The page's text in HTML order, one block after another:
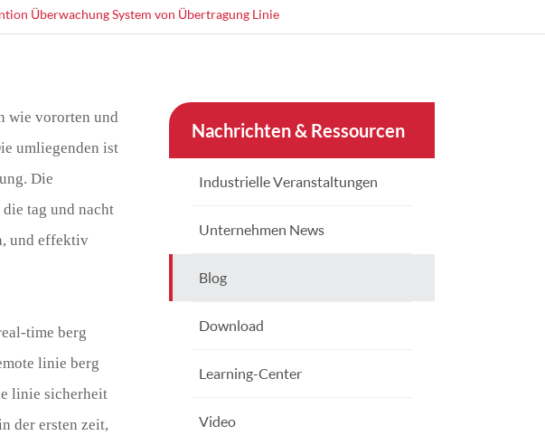
العربية
Überwachung System von Übertragung Linie
wie vororten und
umliegenden ist
Die
tag und nacht
und effektiv
time berg
linie berg
linie sicherheit
der ersten zeit,
Nachrichten & Ressourcen
Industrielle Veranstaltungen
Unternehmen News
Blog
Download
Learning-Center
Video